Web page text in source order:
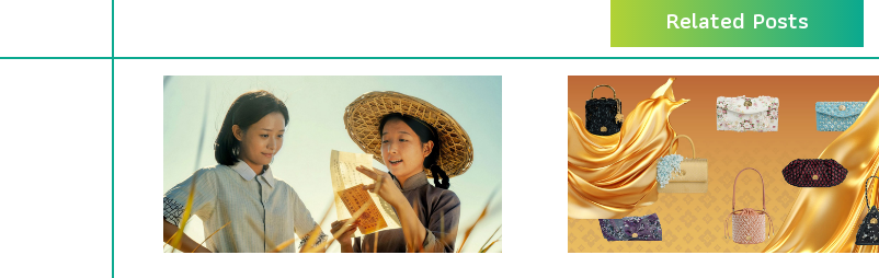
Related Posts